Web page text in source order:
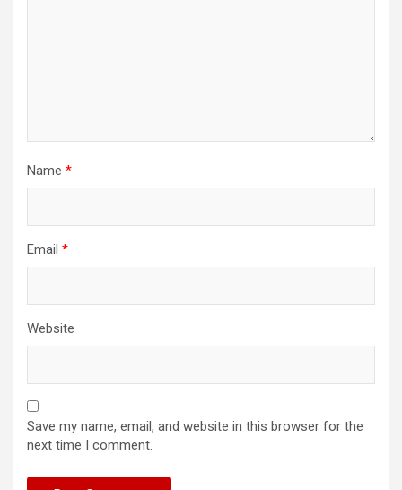
Name *
Email *
Website
Save my name, email, and website in this browser for the
next time I comment.